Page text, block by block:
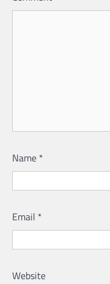
Name *
Email *
Website